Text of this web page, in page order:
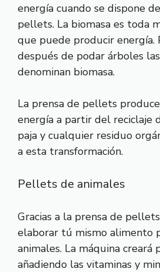
energía cuando se dispone
pellets. La biomasa es toda
que puede producir energía.
después de podar árboles
denominan biomasa.
La prensa de pellets
energía a partir del reciclaje
paja y cualquier residuo
a esta transformación.
Pellets de animales
Gracias a la prensa de
elaborar tú mismo alimento
animales. La máquina
añadiendo las vitaminas y